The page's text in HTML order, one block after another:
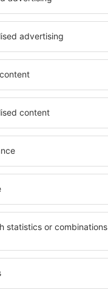
v
si být
s
a
in
možnost
veřejná
Všechno
Pokud
že
malými